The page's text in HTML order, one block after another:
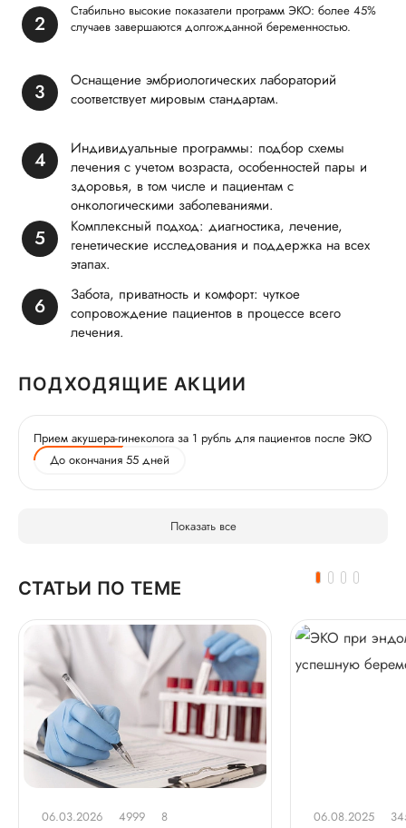
Стабильно высокие показатели программ ЭКО: более 45%
случаев завершаются долгожданной беременностью.
Оснащение эмбриологических лабораторий
соответствует мировым стандартам.
Индивидуальные программы: подбор схемы
лечения с учетом возраста, особенностей пары и
здоровья, в том числе и пациентам с
онкологическими заболеваниями.
Комплексный подход: диагностика, лечение,
генетические исследования и поддержка на всех
этапах.
Забота, приватность и комфорт: чуткое
сопровождение пациентов в процессе всего
лечения.
ПОДХОДЯЩИЕ АКЦИИ
Прием акушера-гинеколога за 1 рубль для пациентов после ЭКО
До окончания 55 дней
Показать все
СТАТЬИ ПО ТЕМЕ
06.03.2026 4999 8 06.08.2025